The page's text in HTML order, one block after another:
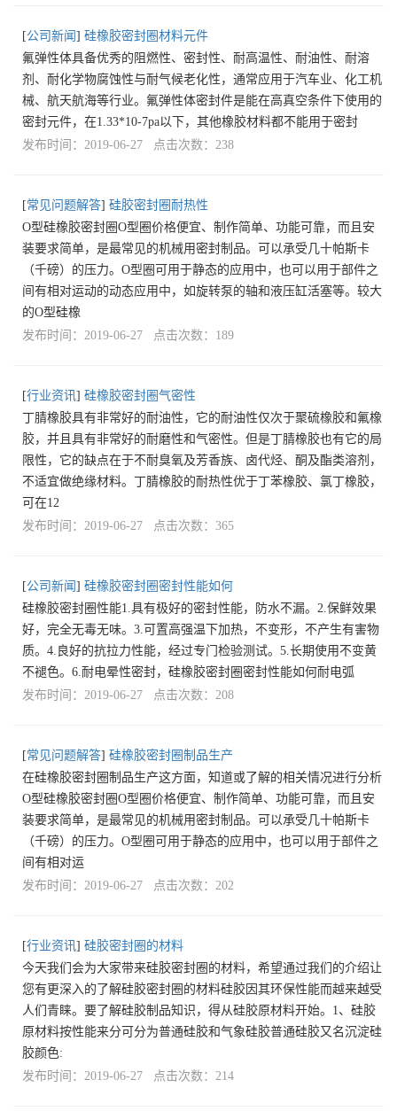
[公司新闻 ] 硅橡胶密封圈材料元件
氟弹性体具备优秀的阻燃性、密封性、耐高温性、耐油性、耐溶
剂、耐化学物腐蚀性与耐气候老化性，通常应用于汽车业、化工机
械、航天航海等行业。氟弹性体密封件是能在高真空条件下使用的
密封元件，在1.33*10-7pa以下，其他橡胶材料都不能用于密封
发布时间：2019-06-27 点击次数：238
[常见问题解答] 硅胶密封圈耐热性
O型硅橡胶密封圈O型圈价格便宜、制作简单、功能可靠，而且安
装要求简单，是最常见的机械用密封制品。可以承受几十帕斯卡
（千磅）的压力。O型圈可用于静态的应用中，也可以用于部件之
间有相对运动的动态应用中，如旋转泵的轴和液压缸活塞等。较大
的O型硅橡
发布时间：2019-06-27 点击次数：189
[行业资讯] 硅橡胶密封圈气密性
丁腈橡胶具有非常好的耐油性，它的耐油性仅次于聚硫橡胶和氟橡
胶，并且具有非常好的耐磨性和气密性。但是丁腈橡胶也有它的局
限性，它的缺点在于不耐臭氧及芳香族、卤代烃、酮及酯类溶剂，
不适宜做绝缘材料。丁腈橡胶的耐热性优于丁苯橡胶、氯丁橡胶，
可在12
发布时间：2019-06-27 点击次数：365
[公司新闻 ] 硅橡胶密封圈密封性能如何
硅橡胶密封圈性能1.具有极好的密封性能，防水不漏。2.保鲜效果
好，完全无毒无味。3.可置高强温下加热，不变形，不产生有害物
质。4.良好的抗拉力性能，经过专门检验测试。5.长期使用不变黄
不褪色。6.耐电晕性密封，硅橡胶密封圈密封性能如何耐电弧
发布时间：2019-06-27 点击次数：208
[常见问题解答] 硅橡胶密封圈制品生产
在硅橡胶密封圈制品生产这方面，知道或了解的相关情况进行分析
O型硅橡胶密封圈O型圈价格便宜、制作简单、功能可靠，而且安
装要求简单，是最常见的机械用密封制品。可以承受几十帕斯卡
（千磅）的压力。O型圈可用于静态的应用中，也可以用于部件之
间有相对运
发布时间：2019-06-27 点击次数：202
[行业资讯] 硅胶密封圈的材料
今天我们会为大家带来硅胶密封圈的材料，希望通过我们的介绍让
您有更深入的了解硅胶密封圈的材料硅胶因其环保性能而越来越受
人们青睐。要了解硅胶制品知识，得从硅胶原材料开始。1、硅胶
原材料按性能来分可分为普通硅胶和气象硅胶普通硅胶又名沉淀硅
胶颜色:
发布时间：2019-06-27 点击次数：214